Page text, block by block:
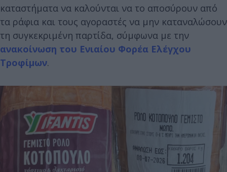
καταστήματα να καλούνται να το αποσύρουν από
τα ράφια και τους αγοραστές να μην καταναλώσουν
τη συγκεκριμένη παρτίδα, σύμφωνα με την
ανακοίνωση του Ενιαίου Φορέα Ελέγχου
Τροφίμων.